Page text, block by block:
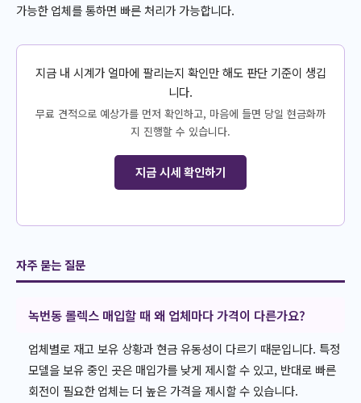
가능한 업체를 통하면 빠른 처리가 가능합니다.
지금 내 시계가 얼마에 팔리는지 확인만 해도 판단 기준이 생깁
니다.
무료 견적으로 예상가를 먼저 확인하고, 마음에 들면 당일 현금화까
지 진행할 수 있습니다.
지금 시세 확인하기
자주 묻는 질문
녹번동 롤렉스 매입할 때 왜 업체마다 가격이 다른가요?
업체별로 재고 보유 상황과 현금 유동성이 다르기 때문입니다. 특정
모델을 보유 중인 곳은 매입가를 낮게 제시할 수 있고, 반대로 빠른
회전이 필요한 업체는 더 높은 가격을 제시할 수 있습니다.